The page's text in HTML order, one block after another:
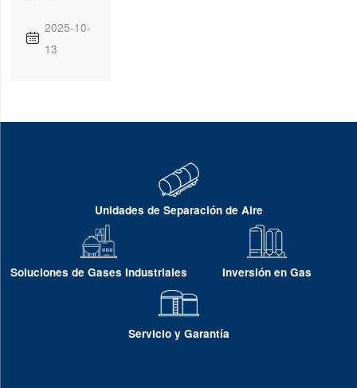

2025-10-
13
Unidades de Separación de Aire
Soluciones de Gases Industriales Inversión en Gas
Servicio y Garantía